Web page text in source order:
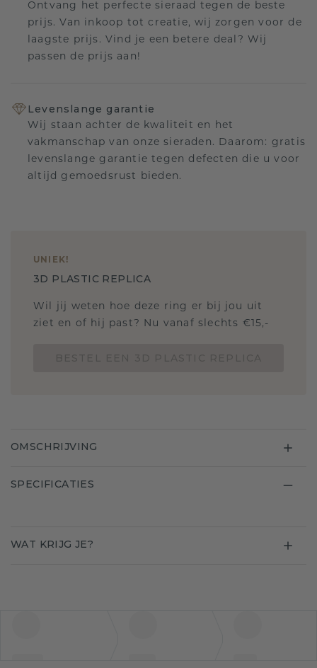
Ontvang het perfecte sieraad tegen de beste
prijs. Van inkoop tot creatie, wij zorgen voor de
laagste prijs. Vind je een betere deal? Wij
passen de prijs aan!
Levenslange garantie
Wij staan achter de kwaliteit en het
vakmanschap van onze sieraden. Daarom: gratis
levenslange garantie tegen defecten die u voor
altijd gemoedsrust bieden.
UNIEK!
3D PLASTIC REPLICA
Wil jij weten hoe deze ring er bij jou uit
ziet en of hij past? Nu vanaf slechts €15,-
OMSCHRIJVING
SPECIFICATIES
WAT KRIJG JE?